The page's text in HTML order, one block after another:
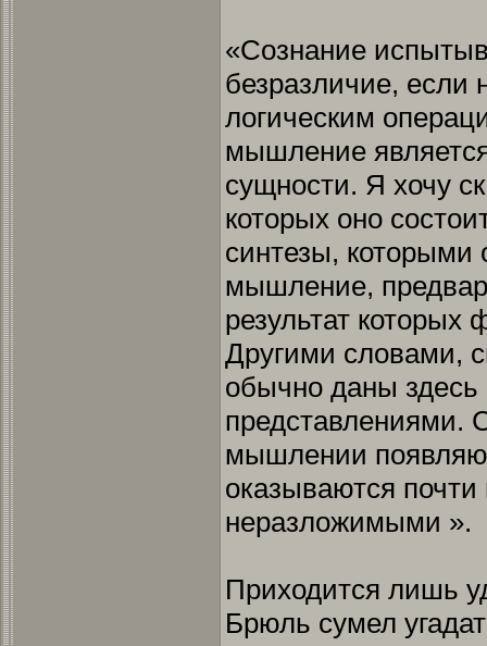
«Сознание
безразличие, если
логическим
мышление
сущности. Я хочу
которых оно
синтезы, которыми
мышление,
результат которых
Другими словами,
обычно даны
представлениями.
мышлении
оказываются
неразложимыми ».
Приходится лишь
Брюль сумел